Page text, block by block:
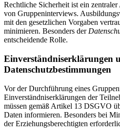
Rechtliche Sicherheit ist ein
von Gruppeninterviews.
mit den gesetzlichen Vorgaben
minimieren. Besonders der
entscheidende Rolle.
Einverständniserklärungen
Datenschutzbestimmungen
Vor der Durchführung eines
Einverständniserklärungen der
müssen gemäß Artikel 13 DSGVO
Daten informieren. Besonders bei
der Erziehungsberechtigten